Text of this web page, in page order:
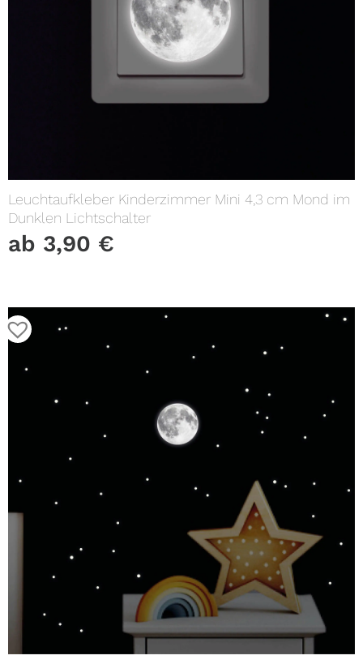
Leuchtaufkleber Kinderzimmer Mini 4,3 cm Mond im
Dunklen Lichtschalter
ab 3,90 €